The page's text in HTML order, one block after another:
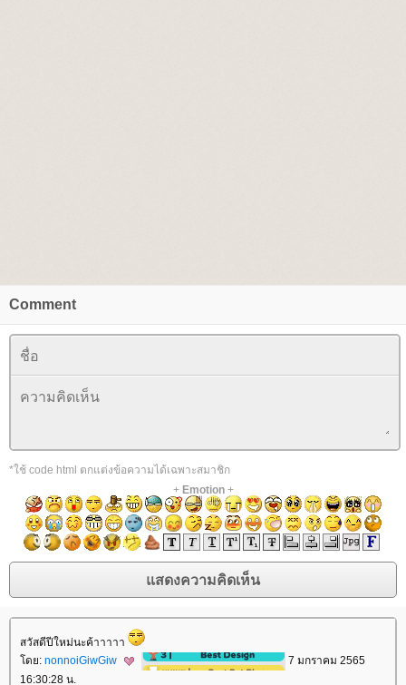
Comment
*ใช้ code html ตกแต่งข้อความได้เฉพาะสมาชิก
+ Emotion+
สวัสดีปีใหม่นะค้าาาาา
ดย: nonnoiGiwGiw
7 มกราคม 2565
16:30:28 น.